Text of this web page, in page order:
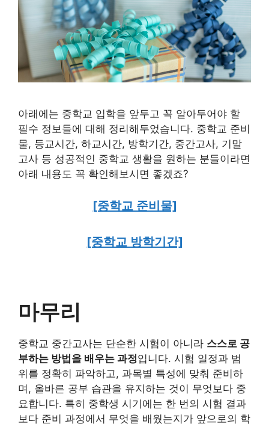
아래에는 중학교 입학을 앞두고 꼭 알아두어야 할
필수 정보들에 대해 정리해두었습니다. 중학교 준비
물, 등교시간, 하교시간, 방학기간, 중간고사, 기말
고사 등 성공적인 중학교 생활을 원하는 분들이라면
아래 내용도 꼭 확인해보시면 좋겠죠?
[중학교 준비물]
[중학교 방학기간]
마무리
중학교 중간고사는 단순한 시험이 아니라 스스로 공
부하는 방법을 배우는 과정입니다. 시험 일정과 범
위를 정확히 파악하고, 과목별 특성에 맞춰 준비하
며, 올바른 공부 습관을 유지하는 것이 무엇보다 중
요합니다. 특히 중학생 시기에는 한 번의 시험 결과
보다 준비 과정에서 무엇을 배웠는지가 앞으로의 학